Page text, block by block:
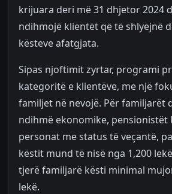
krijuara deri më 31 dhjetor 2024
ndihmojë klientët që të shlyejnë
kësteve afatgjata.
Sipas njoftimit zyrtar, programi
kategoritë e klientëve, me një
familjet në nevojë. Për familjarët
ndihmë ekonomike, pensionistët
personat me status të veçantë,
këstit mund të nisë nga 1,200
tjerë familjarë kësti minimal
lekë.